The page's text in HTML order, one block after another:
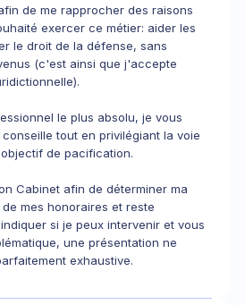
de me rapprocher des raisons
exercer ce métier: aider les
le droit de la défense, sans
(c'est ainsi que j'accepte
le plus absolu, je vous
tout en privilégiant la voie
de pacification.
Cabinet afin de déterminer ma
mes honoraires et reste
si je peux intervenir et vous
une présentation ne
exhaustive.